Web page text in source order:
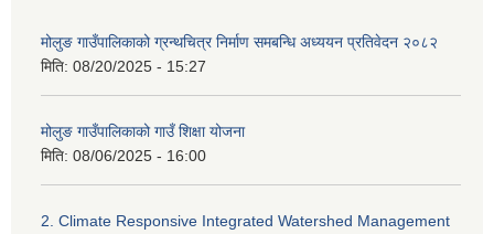
मोलुङ गाउँपालिकाको ग्रन्थचित्र निर्माण समबन्धि अध्ययन प्रतिवेदन २०८२
मिति: 08/20/2025 - 15:27
मोलुङ गाउँपालिकाको गाउँ शिक्षा योजना
मिति: 08/06/2025 - 16:00
2. Climate Responsive Integrated Watershed Management